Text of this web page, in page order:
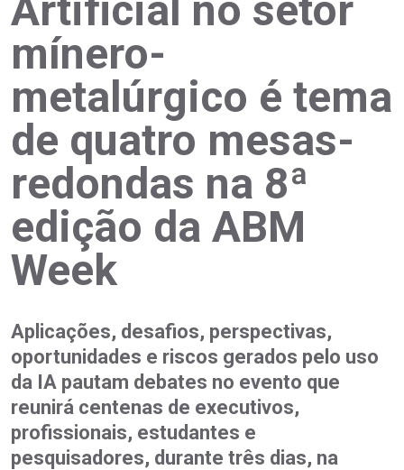
mínero-
metalúrgico é tema
de quatro mesas-
redondas na 8ª
edição da ABM
Week
Aplicações, desafios, perspectivas,
oportunidades e riscos gerados pelo uso
da IA pautam debates no evento que
reunirá centenas de executivos,
profissionais, estudantes e
pesquisadores, durante três dias, na